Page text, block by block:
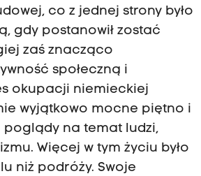
co z jednej strony było
gdy postanowił zostać
zaś znacząco
społeczną i
okupacji niemieckiej
wyjątkowo mocne piętno i
poglądy na temat ludzi,
Więcej w tym życiu było
niż podróży. Swoje